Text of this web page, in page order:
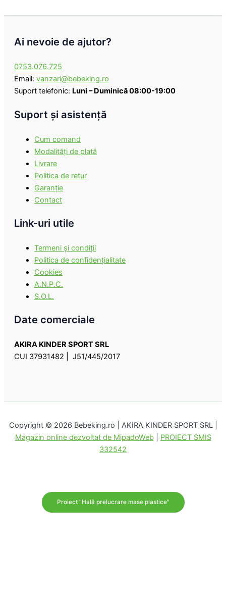
Ai nevoie de ajutor?
0753.076.725
Email: vanzari@bebeking.ro
Suport telefonic: Luni – Duminică 08:00-19:00
Suport şi asistenţă
Cum comand
Modalităţi de plată
Livrare
Politica de retur
Garanţie
Contact
Link-uri utile
Termeni şi condiţii
Politica de confidenţialitate
Cookies
A.N.P.C.
S.O.L.
Date comerciale
AKIRA KINDER SPORT SRL
CUI 37931482 | J51/445/2017
Copyright © 2026 Bebeking.ro | AKIRA KINDER SPORT SRL |
Magazin online dezvoltat de MipadoWeb| PROIECT SMIS
332542
Proiect "Hală prelucrare mase plastice"